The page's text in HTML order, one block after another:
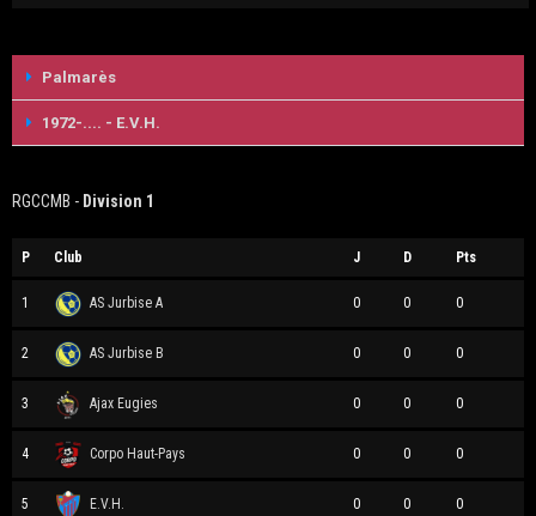
Palmarès
1972-.... - E.V.H.
RGCCMB - Division 1
P Club J D Pts
1 AS Jurbise A 0 0 0
2 AS Jurbise B 0 0 0
3 Ajax Eugies 0 0 0
4 Corpo Haut-Pays 0 0 0
5 E.V.H. 0 0 0